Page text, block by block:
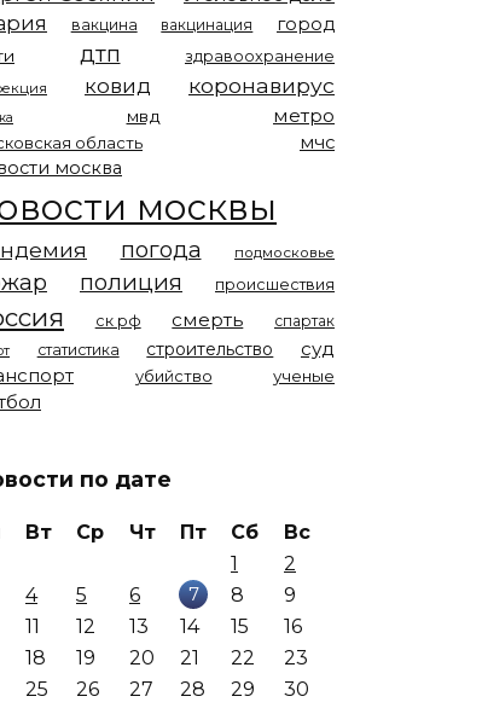
вакцина вакцинация город
дтп здравоохранение
ковид коронавирус
мвд метро
область
мчс
москва
москвы
погода подмосковье
полиция происшествия
ск рф смерть спартак
статистика строительство
суд
убийство ученые
по дате
Вт Ср Чт Пт Сб
Вс
1
2
4 5 6 7 8
9
11 12 13 14 15
16
18 19 20 21 22
23
25 26 27 28 29
30